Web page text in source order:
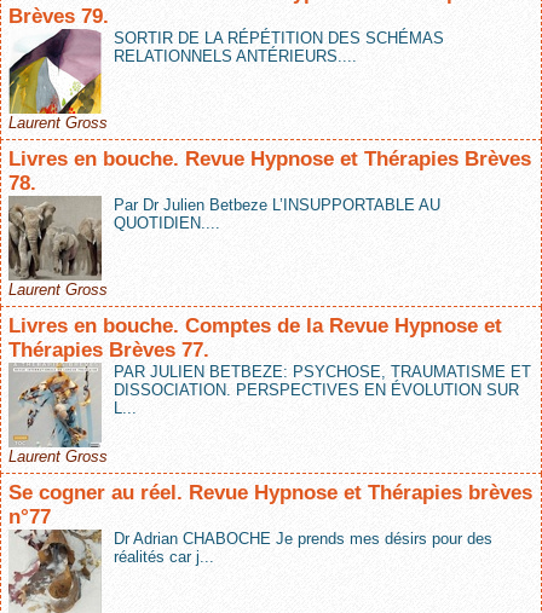
Brèves 79.
SORTIR DE LA RÉPÉTITION DES SCHÉMAS
RELATIONNELS ANTÉRIEURS....
Laurent Gross
Livres en bouche. Revue Hypnose et Thérapies Brèves
78.
Par Dr Julien Betbeze L’INSUPPORTABLE AU
QUOTIDIEN....
Laurent Gross
Livres en bouche. Comptes de la Revue Hypnose et
Thérapies Brèves 77.
PAR JULIEN BETBEZE: PSYCHOSE, TRAUMATISME ET
DISSOCIATION. PERSPECTIVES EN ÉVOLUTION SUR
L...
Laurent Gross
Se cogner au réel. Revue Hypnose et Thérapies brèves
n°77
Dr Adrian CHABOCHE Je prends mes désirs pour des
réalités car j...